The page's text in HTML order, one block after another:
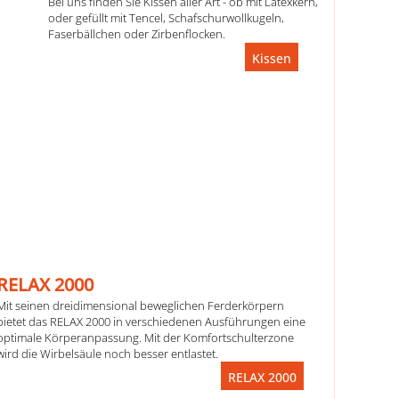
oder gefüllt mit Tencel, Schafschurwollkugeln,
Faserbällchen oder Zirbenflocken.
Kissen
2000
seinen dreidimensional beweglichen Ferderkörpern
das RELAX 2000 in verschiedenen Ausführungen eine
Körperanpassung. Mit der Komfortschulterzone
die Wirbelsäule noch besser entlastet.
RELAX 2000